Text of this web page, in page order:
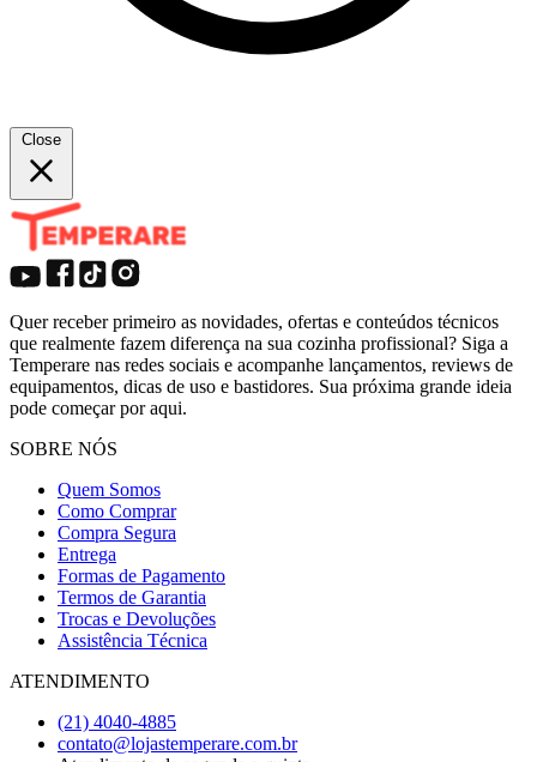
Close
Quer receber primeiro as novidades, ofertas e conteúdos técnicos
que realmente fazem diferença na sua cozinha profissional? Siga a
Temperare nas redes sociais e acompanhe lançamentos, reviews de
equipamentos, dicas de uso e bastidores. Sua próxima grande ideia
pode começar por aqui.
SOBRE NÓS
Quem Somos
Como Comprar
Compra Segura
Entrega
Formas de Pagamento
Termos de Garantia
Trocas e Devoluções
Assistência Técnica
ATENDIMENTO
(21) 4040-4885
contato@lojastemperare.com.br